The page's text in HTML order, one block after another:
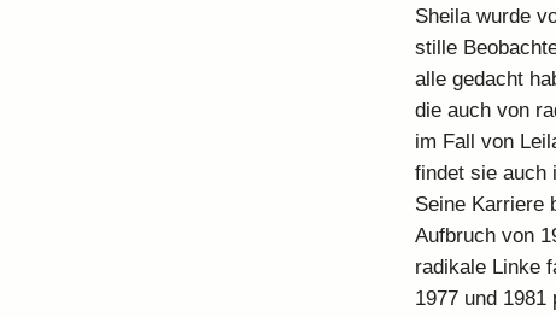
Sheila wurde
stille
alle gedacht
die auch von
im Fall von
findet sie auch
Seine Karriere
Aufbruch von
radikale Linke
1977 und